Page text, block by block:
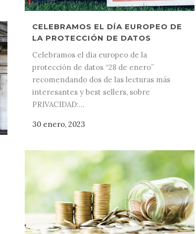
CELEBRAMOS EL DÍA EUROPEO DE
LA PROTECCIÓN DE DATOS
Celebramos el día europeo de la
protección de datos “28 de enero”
recomendando dos de las lecturas más
interesantes y best sellers, sobre
PRIVACIDAD:...
30 enero, 2023